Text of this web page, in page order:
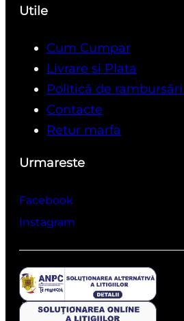
Utile
Cum Cumpar
Livrare si Plata
Politică de
Contacte
Retur marfa
Urmareste
Facebook
Instagram